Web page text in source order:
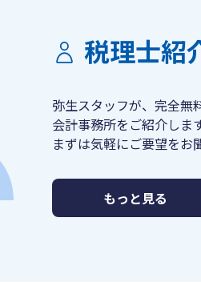
税理士紹
弥生スタッフが、完全無
会計事務所をご紹介します
まずは気軽にご要望をお
もっと見る